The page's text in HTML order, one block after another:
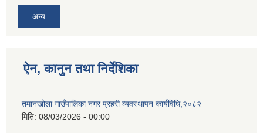
अन्य
ऐन, कानुन तथा निर्देशिका
तमानखोला गाउँपालिका नगर प्रहरी व्यवस्थापन कार्यविधि,२०८२
मिति: 08/03/2026 - 00:00